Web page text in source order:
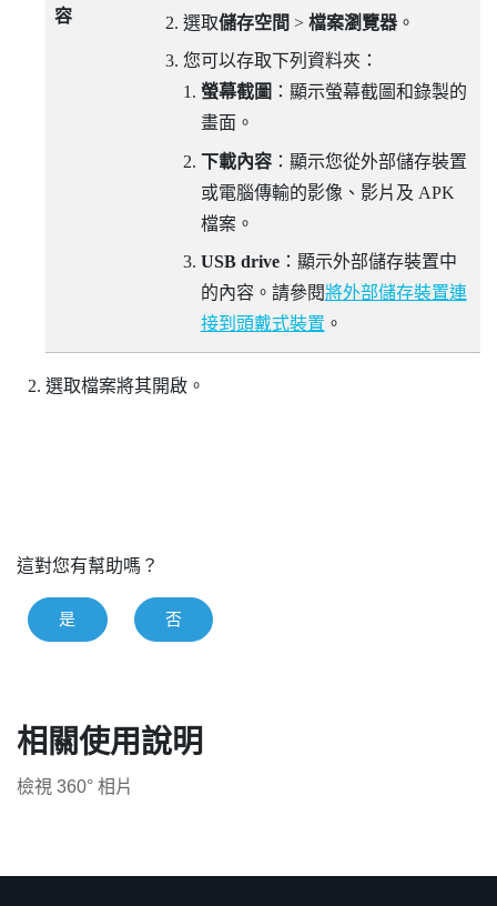
容
選取儲存空間 > 檔案瀏覽器。
您可以存取下列資料夾：
螢幕截圖 ：顯示螢幕截圖和錄製的
畫面。
下載內容：顯示您從外部儲存裝置
或電腦傳輸的影像、影片及 APK
檔案。
USB drive：顯示外部儲存裝置中
的內容。請參閱將外部儲存裝置連
接到頭戴式裝置 。
選取檔案將其開啟。
這對您有幫助嗎？
是 否
相關使用說明
檢視 360° 相片